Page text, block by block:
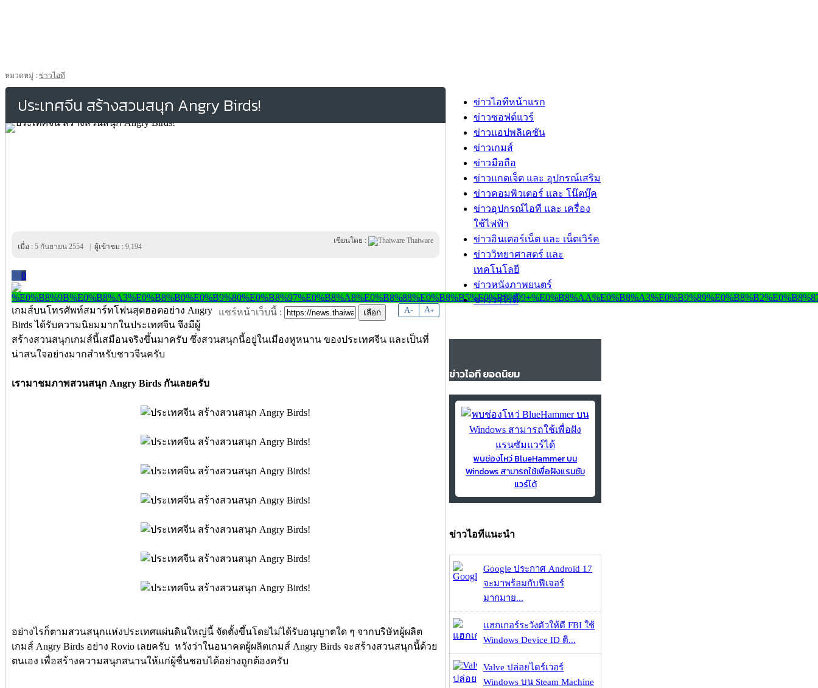
หมวดหมู่ : ข่าวไอที
ประเทศจีน สร้างสวนสนุก Angry Birds!
เมื่อ : 5 กันยายน 2554 ผู้เข้าชม : 9,194
เขียนโดย : Thaiware
0
A- A+
แชร์หน้าเว็บนี้ :
เกมส์บนโทรศัพท์สมาร์ทโฟนสุดฮอตอย่าง Angry
Birds ได้รับความนิยมมากในประเทศจีน จึงมีผู้
สร้างสวนสนุกเกมส์นี้เสมือนจริงขึ้นมาครับ ซึ่งสวนสนุกนี้อยู่ในเมืองหูหนาน ของประเทศจีน และเป็นที่
น่าสนใจอย่างมากสำหรับชาวจีนครับ
เรามาชมภาพสวนสนุก Angry Birds กันเลยครับ
อย่างไรก็ตามสวนสนุกแห่งประเทศแผ่นดินใหญ่นี้ จัดตั้งขึ้นโดยไม่ได้รับอนุญาตใด ๆ จากบริษัทผู้ผลิต
เกมส์ Angry Birds อย่าง Rovio เลยครับ หวังว่าในอนาคตผู้ผลิตเกมส์ Angry Birds จะสร้างสวนสนุกนี้ด้วย
ตนเอง เพื่อสร้างความสนุกสนานให้แก่ผู้ชื่นชอบได้อย่างถูกต้องครับ
ข่าวไอทีหน้าแรก
ข่าวซอฟต์แวร์
ข่าวแอปพลิเคชัน
ข่าวเกมส์
ข่าวมือถือ
ข่าวแกดเจ็ต และ อุปกรณ์เสริม
ข่าวคอมพิวเตอร์ และ โน๊ตบุ๊ค
ข่าวอุปกรณ์ไอที และ เครื่อง
ใช้ไฟฟ้า
ข่าวอินเตอร์เน็ต และ เน็ตเวิร์ค
ข่าววิทยาศาสตร์ และ
เทคโนโลยี
ข่าวหนังภาพยนตร์
ข่าววาไรตี้
ข่าวไอที ยอดนิยม
พบช่องโหว่ BlueHammer บน
Windows สามารถใช้เพื่อฝังแรนซัม
แวร์ได้
ข่าวไอทีแนะนำ
Google ประกาศ Android 17
จะมาพร้อมกับฟีเจอร์
มากมาย...
แฮกเกอร์ระวังตัวให้ดี FBI ใช้
Windows Device ID ติ...
Valve ปล่อยไดร์เวอร์
Windows บน Steam Machine